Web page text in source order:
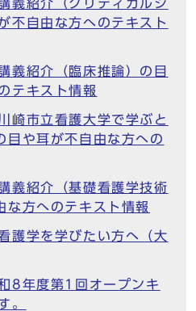
義紹介（クリティカルシ
不自由な方へのテキスト
義紹介（臨床推論）の目
テキスト情報
崎市立看護大学で学ぶと
目や耳が不自由な方への
義紹介（基礎看護学技術
な方へのテキスト情報
護学を学びたい方へ（大
8年度第1回オープンキ
。